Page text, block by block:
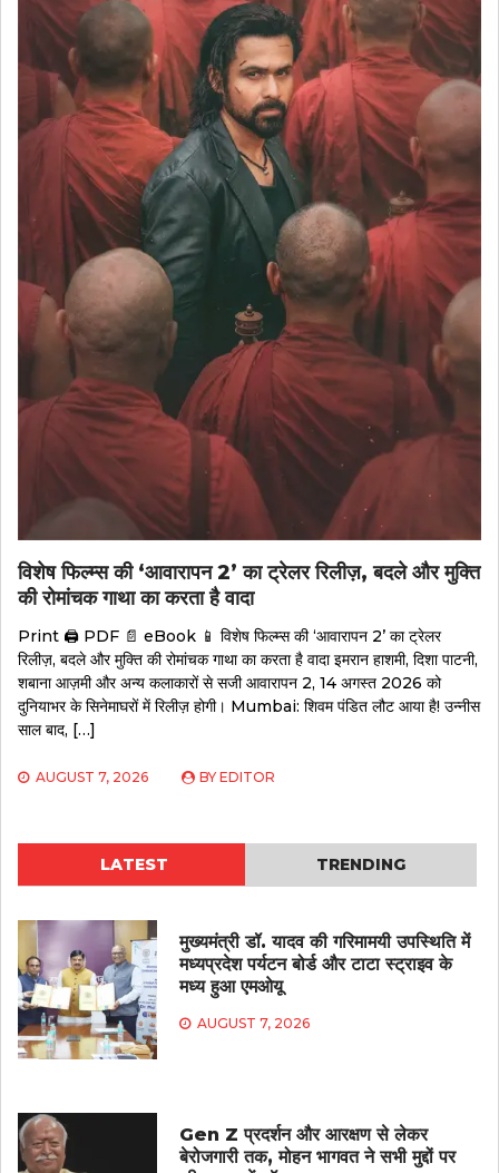
विशेष फिल्म्स की ‘आवारापन 2’ का ट्रेलर रिलीज़, बदले और मुक्ति
की रोमांचक गाथा का करता है वादा
Print 🖨 PDF 📄 eBook 📱 विशेष फिल्म्स की ‘आवारापन 2’ का ट्रेलर
रिलीज़, बदले और मुक्ति की रोमांचक गाथा का करता है वादा इमरान हाशमी, दिशा पाटनी,
शबाना आज़मी और अन्य कलाकारों से सजी आवारापन 2, 14 अगस्त 2026 को
दुनियाभर के सिनेमाघरों में रिलीज़ होगी। Mumbai: शिवम पंडित लौट आया है! उन्नीस
साल बाद, […]
AUGUST 7, 2026 BY EDITOR
LATEST TRENDING
मुख्यमंत्री डॉ. यादव की गरिमामयी उपस्थिति में
मध्यप्रदेश पर्यटन बोर्ड और टाटा स्ट्राइव के
मध्य हुआ एमओयू
AUGUST 7, 2026
Gen Z प्रदर्शन और आरक्षण से लेकर
बेरोजगारी तक, मोहन भागवत ने सभी मुद्दों पर